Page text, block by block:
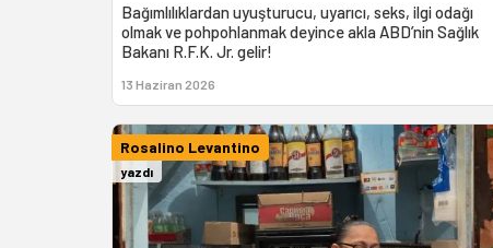
Bağımlılıklardan uyuşturucu, uyarıcı, seks, ilgi odağı
olmak ve pohpohlanmak deyince akla ABD’nin Sağlık
Bakanı R.F.K. Jr. gelir!
13 Haziran 2026
Rosalino Levantino
yazdı